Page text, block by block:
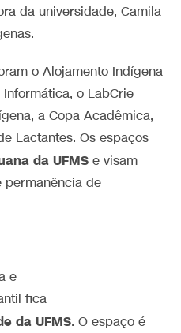
da universidade, Camila
o Alojamento Indígena
o LabCrie
a Copa Acadêmica,
Lactantes. Os espaços
da UFMS e visam
permanência de
e
fica
da UFMS. O espaço é